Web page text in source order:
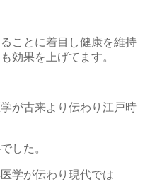
ことに着目し健康を維持
効果を上げてます。
が古来より伝わり江戸時
した。
学が伝わり現代では